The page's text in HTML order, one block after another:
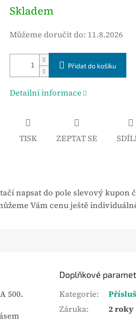
ě
á
e
n
Skladem
Můžeme doručit do: 11.8.2026
Přidat do košíku
Detailní informace
TISK ZEPTAT SE
napsat do pole slevový kupon
Vám cenu ještě
500.
Doplňkové
Kategorie:
Záruka: 2 roky